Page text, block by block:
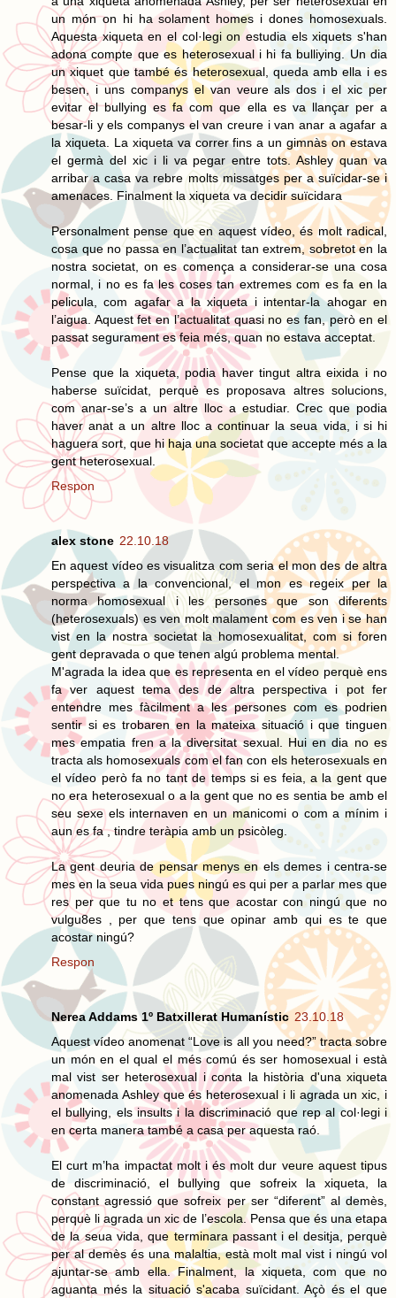
un món on hi ha solament homes i dones homosexuals.
Aquesta xiqueta en el col·legi on estudia els xiquets s'han
adona compte que es heterosexual i hi fa bulliying. Un dia
un xiquet que també és heterosexual, queda amb ella i es
besen, i uns companys el van veure als dos i el xic per
evitar el bullying es fa com que ella es va llançar per a
besar-li y els companys el van creure i van anar a agafar a
la xiqueta. La xiqueta va correr fins a un gimnàs on estava
el germà del xic i li va pegar entre tots. Ashley quan va
arribar a casa va rebre molts missatges per a suïcidar-se i
amenaces. Finalment la xiqueta va decidir suïcidara
Personalment pense que en aquest vídeo, és molt radical,
cosa que no passa en l’actualitat tan extrem, sobretot en la
nostra societat, on es comença a considerar-se una cosa
normal, i no es fa les coses tan extremes com es fa en la
pelicula, com agafar a la xiqueta i intentar-la ahogar en
l’aigua. Aquest fet en l’actualitat quasi no es fan, però en el
passat segurament es feia més, quan no estava acceptat.
Pense que la xiqueta, podia haver tingut altra eixida i no
haberse suïcidat, perquè es proposava altres solucions,
com anar-se’s a un altre lloc a estudiar. Crec que podia
haver anat a un altre lloc a continuar la seua vida, i si hi
haguera sort, que hi haja una societat que accepte més a la
gent heterosexual.
Respon
alex stone 22.10.18
En aquest vídeo es visualitza com seria el mon des de altra
perspectiva a la convencional, el mon es regeix per la
norma homosexual i les persones que son diferents
(heterosexuals) es ven molt malament com es ven i se han
vist en la nostra societat la homosexualitat, com si foren
gent depravada o que tenen algú problema mental.
M'agrada la idea que es representa en el vídeo perquè ens
fa ver aquest tema des de altra perspectiva i pot fer
entendre mes fàcilment a les persones com es podrien
sentir si es trobaren en la mateixa situació i que tinguen
mes empatia fren a la diversitat sexual. Hui en dia no es
tracta als homosexuals com el fan con els heterosexuals en
el vídeo però fa no tant de temps si es feia, a la gent que
no era heterosexual o a la gent que no es sentia be amb el
seu sexe els internaven en un manicomi o com a mínim i
aun es fa , tindre teràpia amb un psicòleg.
La gent deuria de pensar menys en els demes i centra-se
mes en la seua vida pues ningú es qui per a parlar mes que
res per que tu no et tens que acostar con ningú que no
vulgu8es , per que tens que opinar amb qui es te que
acostar ningú?
Respon
Nerea Addams 1º Batxillerat Humanístic 23.10.18
Aquest vídeo anomenat “Love is all you need?” tracta sobre
un món en el qual el més comú és ser homosexual i està
mal vist ser heterosexual i conta la història d'una xiqueta
anomenada Ashley que és heterosexual i li agrada un xic, i
el bullying, els insults i la discriminació que rep al col·legi i
en certa manera també a casa per aquesta raó.
El curt m’ha impactat molt i és molt dur veure aquest tipus
de discriminació, el bullying que sofreix la xiqueta, la
constant agressió que sofreix per ser “diferent” al demès,
perquè li agrada un xic de l’escola. Pensa que és una etapa
de la seua vida, que terminara passant i el desitja, perquè
per al demès és una malaltia, està molt mal vist i ningú vol
ajuntar-se amb ella. Finalment, la xiqueta, com que no
aguanta més la situació s'acaba suïcidant. Açò és el que